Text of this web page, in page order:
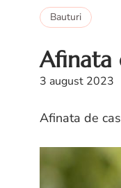
Bauturi
Afinata
3 august 2023
Afinata de